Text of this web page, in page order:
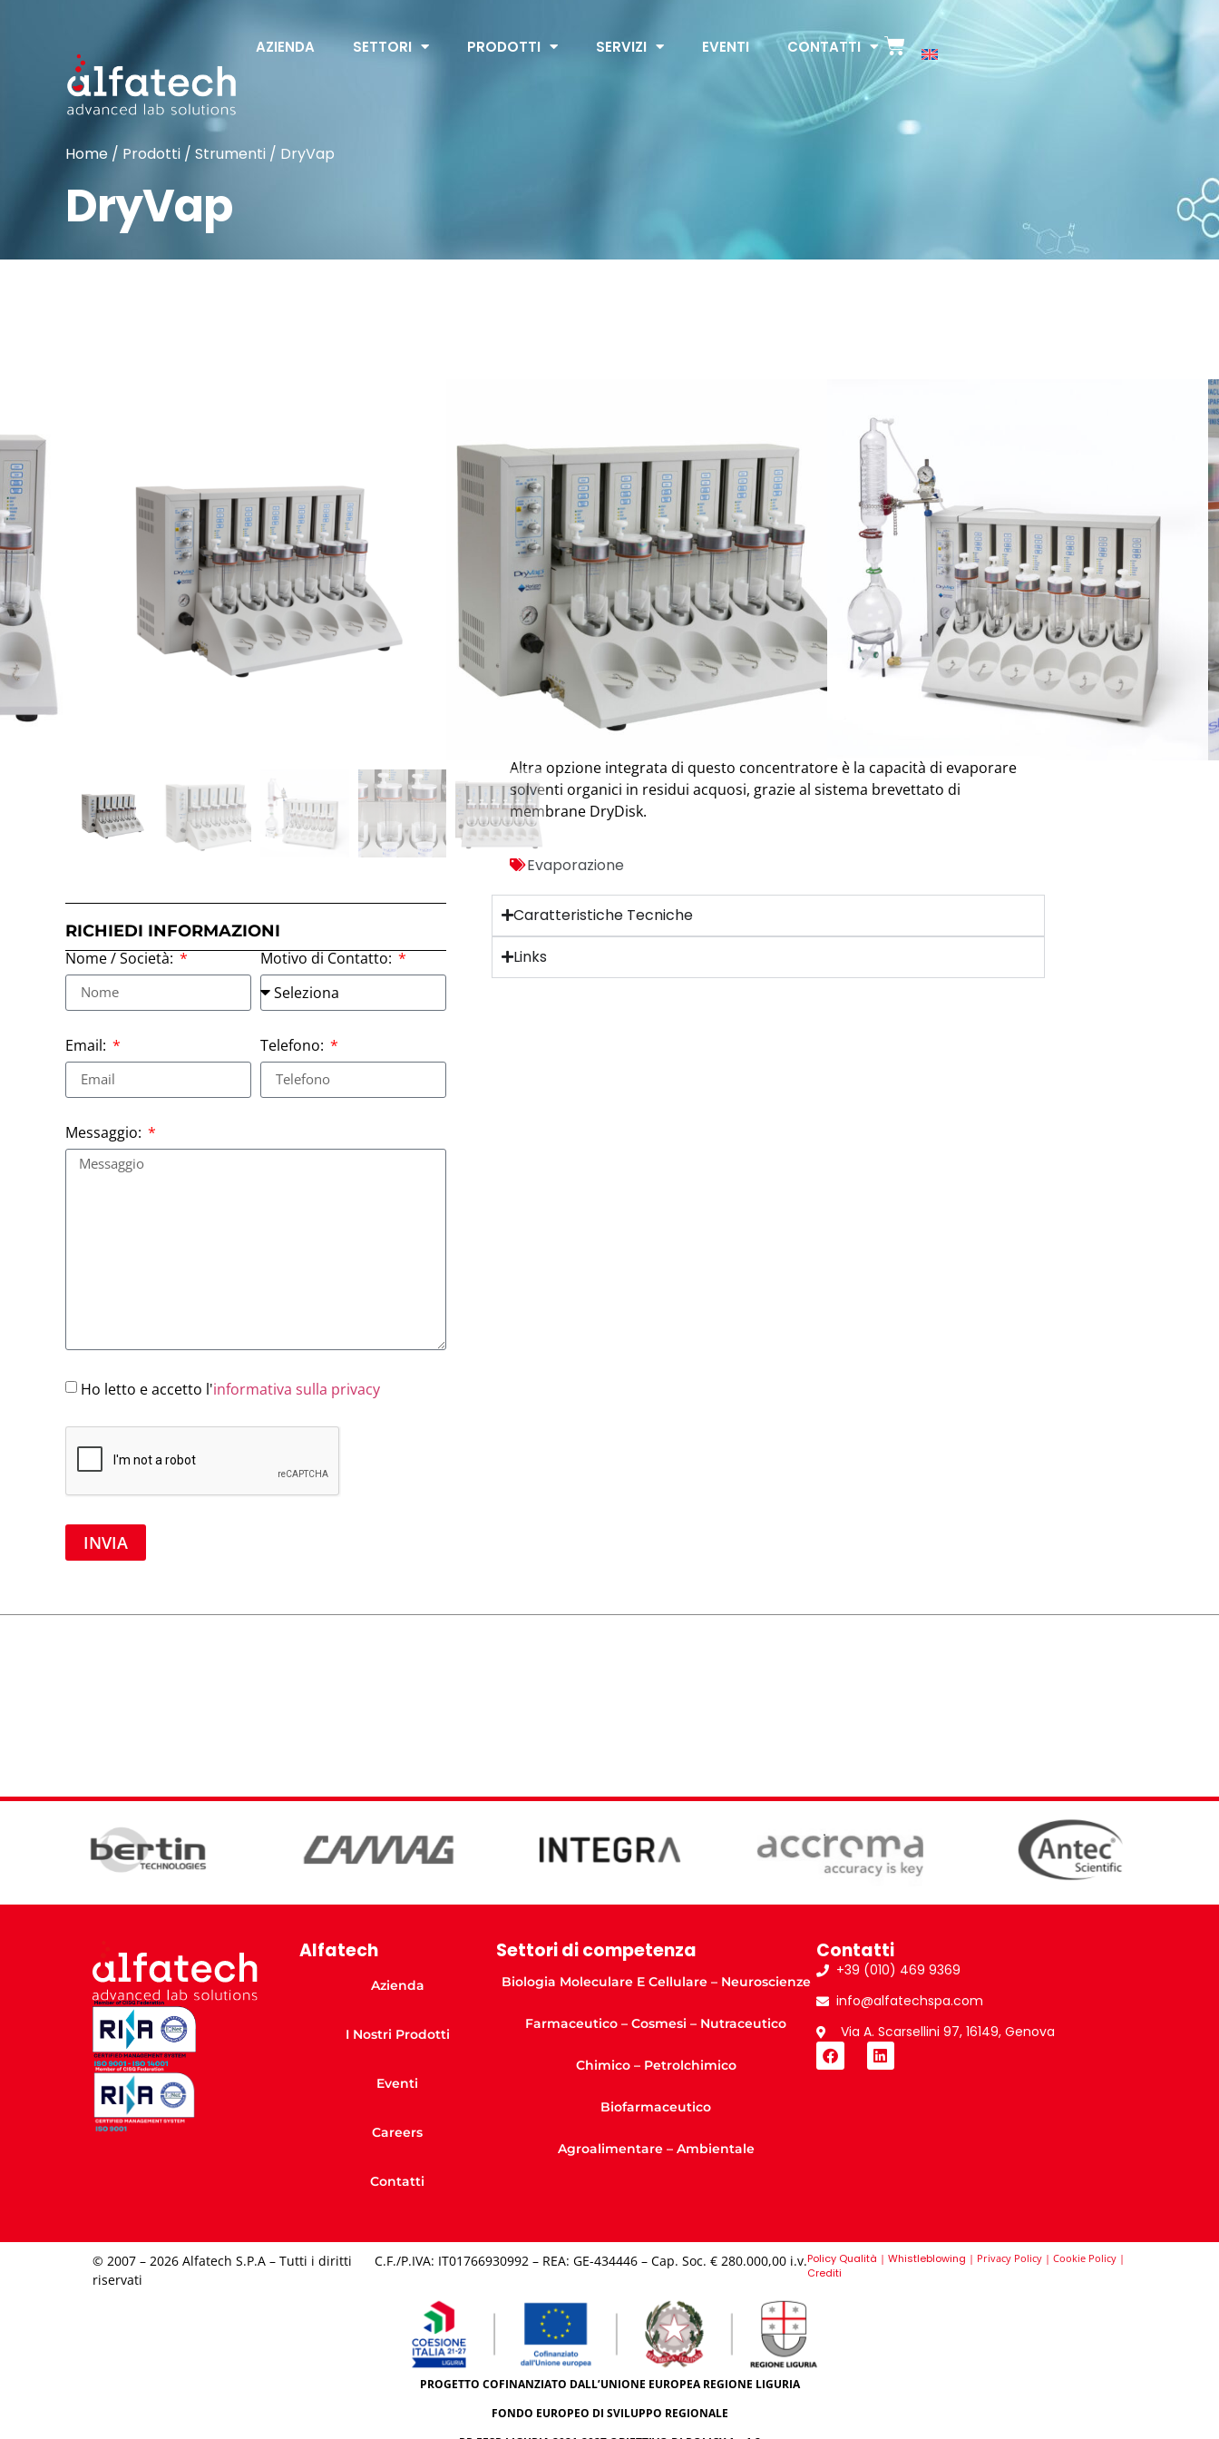
AZIENDA SETTORI PRODOTTI SERVIZI EVENTI CONTATTI
Home / Prodotti / Strumenti / DryVap
DryVap
RICHIEDI INFORMAZIONI
Nome / Società:
Motivo di Contatto:
Email: Telefono:
Messaggio:
Ho letto e accetto l'informativa sulla privacy
INVIA
Biotage
Il sistema DryVap di Horizon automatizza la fase di asciugatura, evaporazione
e concentrazione degli estratti prima di procedere all’analisi cromatografica,
automatizzando in un solo passaggio un processo che una volta era
manuale.
Descrizione
Il DryVap è un concentratore ad alte prestazioni che assicura un superiore
recupero dell’analita in pochissimo tempo. L’innovativo
Evaporatore/Concentratore di campioni DryVap5000 automatizza
l’evaporazione degli estratti organici preventiva alle analisi GC o GC-MS.
L’evaporazione si realizza con la combinazione unica di vuoto, corrente di
azoto e calore per evaporare completamente il solvente rapidamente. Ogni
Altra opzione integrata di questo concentratore è la capacità di evaporare
solventi organici in residui acquosi, grazie al sistema brevettato di
membrane DryDisk.
Evaporazione
Caratteristiche Tecniche
Links
Alfatech
Azienda
I Nostri Prodotti
Eventi
Careers
Contatti
Settori di competenza
Biologia Moleculare E Cellulare – Neuroscienze
Farmaceutico – Cosmesi – Nutraceutico
Chimico – Petrolchimico
Biofarmaceutico
Agroalimentare – Ambientale
Contatti
+39 (010) 469 9369
info@alfatechspa.com
Via A. Scarsellini 97, 16149, Genova
© 2007 – 2026 Alfatech S.P.A – Tutti i diritti
riservati
C.F./P.IVA: IT01766930992 – REA: GE-434446 – Cap. Soc. € 280.000,00 i.v.​Policy Qualità | Whistleblowing | Privacy Policy| Cookie Policy|
Crediti
PROGETTO COFINANZIATO DALL’UNIONE EUROPEA REGIONE LIGURIA
FONDO EUROPEO DI SVILUPPO REGIONALE